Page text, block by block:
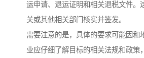
运申请、退运证明和相关退税文件。
关或其他相关部门核实并签发。
需要注意的是，具体的要求可能因和
业应仔细了解目标的相关法规和政策